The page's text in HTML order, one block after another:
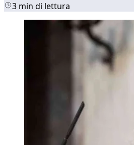
3 min di lettura